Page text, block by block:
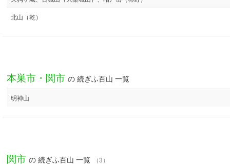
北山（乾）
本巣市・関市 の 続ぎふ百山 一覧
明神山
関市 の 続ぎふ百山 一覧 （3）